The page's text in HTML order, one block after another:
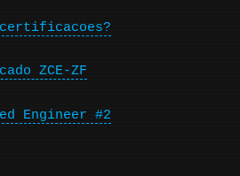
ZCE-ZF
Engineer #2